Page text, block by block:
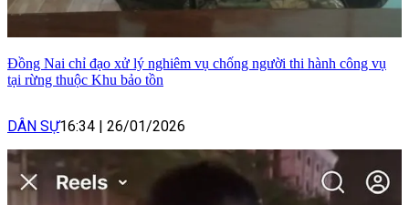
Đồng Nai chỉ đạo xử lý nghiêm vụ chống người thi hành công vụ
tại rừng thuộc Khu bảo tồn
DÂN SỰ16:34 26/01/2026